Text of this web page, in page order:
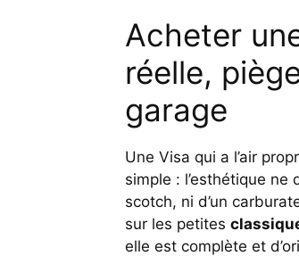
Acheter
réelle,
garage
Une Visa qui a l’air
simple : l’esthétique ne
scotch, ni d’un
sur les petites
elle est complète et